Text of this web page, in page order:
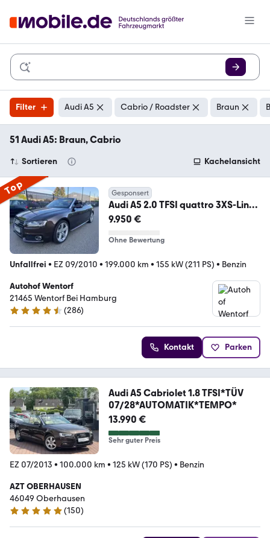
Filter Audi A5 Cabrio / Roadster Braun
51 Audi A5: Braun, Cabrio
Sortieren Kachelansicht
Top Gesponsert
Audi A5 2.0 TFSI quattro 3XS-Line
20 Zol B&O
9.950 €
Ohne Bewertung
Unfallfrei • EZ 09/2010 • 199.000 km • 155 kW (211 PS) • Benzin
Autohof Wentorf
21465 Wentorf Bei Hamburg
4.7 Sterne
(286)
Kontakt Parken
Audi A5 Cabriolet 1.8 TFSI*TÜV
07/28*AUTOMATIK*TEMPO*
13.990 €
Sehr guter Preis
EZ 07/2013 • 100.000 km • 125 kW (170 PS) • Benzin
AZT OBERHAUSEN
46049 Oberhausen
4.8 Sterne
(150)